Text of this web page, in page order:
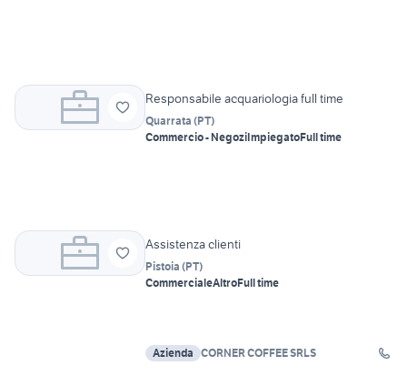
Responsabile acquariologia full time
Quarrata (PT)
Commercio - NegoziImpiegatoFull time
Assistenza clienti
Pistoia (PT)
CommercialeAltroFull time
Azienda CORNER COFFEE SRLS